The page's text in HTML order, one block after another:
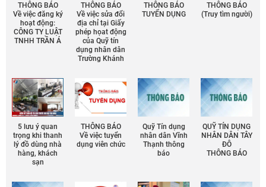
THÔNG BÁO
Về việc đăng ký
hoạt động:
CÔNG TY LUẬT
TNHH TRẦN Á
THÔNG BÁO
Về việc sửa đổi
địa chỉ tại Giấy
phép họat động
của Quỹ tín
dụng nhân dân
Trường Khánh
THÔNG BÁO
TUYỂN DỤNG
THÔNG BÁO
(Truy tìm người)
5 lưu ý quan
trọng khi thanh
lý đồ dùng nhà
hàng, khách
sạn
THÔNG BÁO
Về việc tuyển
dụng viên chức
Quỹ Tín dụng
nhân dân Vĩnh
Thạnh thông
báo
QUỸ TÍN DỤNG
NHÂN DÂN TÂY
ĐÔ
THÔNG BÁO